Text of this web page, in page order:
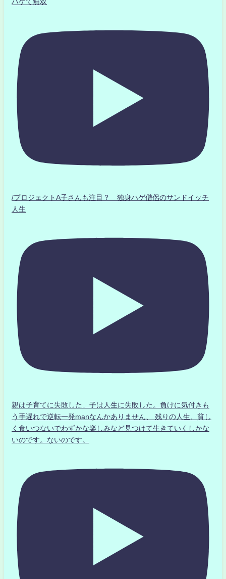
/プロジェクトA子さんも注目？ 独身ハゲ僧侶のサンドイッチ
人生
親は子育てに失敗した」子は人生に失敗した。負けに気付きも
う手遅れで逆転一発manなんかありません、 残りの人生、貧し
く食いつないでわずかな楽しみなど見つけて生きていくしかな
いのです。ないのです。